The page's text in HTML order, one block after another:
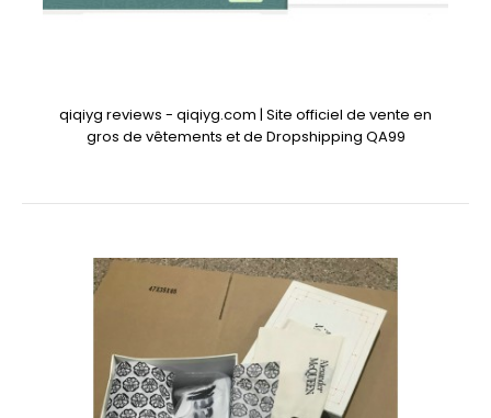
qiqiyg reviews - qiqiyg.com | Site officiel de vente en
gros de vêtements et de Dropshipping QA99